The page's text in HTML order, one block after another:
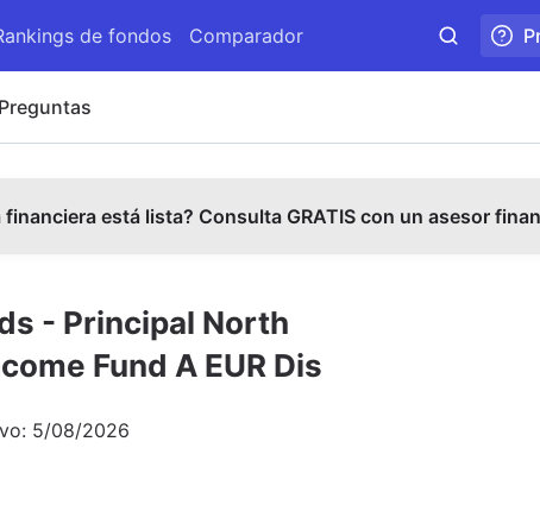
de fondos Comparador
Preguntas
está lista? Consulta GRATIS con un asesor
- Principal North
Fund A EUR Dis
5/08/2026